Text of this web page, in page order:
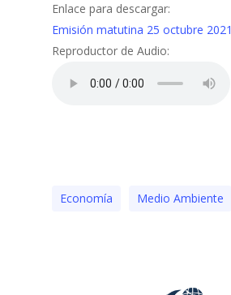
Enlace para descargar:
Emisión matutina 25 octubre 2021
Reproductor de Audio:
Economía Medio Ambiente